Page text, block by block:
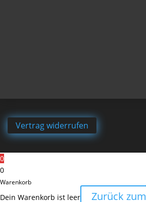
Vertrag widerrufen
0
0
Warenkorb
Dein Warenkorb ist leer Zurück zum